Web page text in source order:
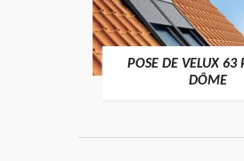
POSE DE VELUX 63
DÔME